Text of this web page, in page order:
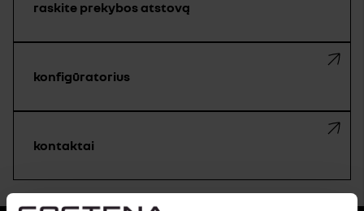
raskite prekybos atstovą
konfigūratorius
kontaktai